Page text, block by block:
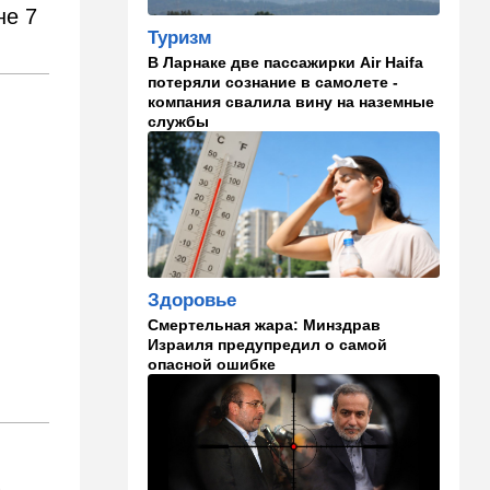
7
поддержку Ирана: война с
США меняет баланс сил
14:18 Мнения
"Это ваше туда-сюда
страшно раздражает"
14:06 Транспорт
Что изменилось в аэропорту
Бен-Гурион после войны:
безопасность и советы
пассажирам
13:58 Здоровье
Какие продукты помогают
легче переносить стресс:
что выяснили ученые
Туризм
В Ларнаке две пассажирки Air Haifa
потеряли сознание в самолете -
компания свалила вину на наземные
службы
Здоровье
Смертельная жара: Минздрав
Израиля предупредил о самой
опасной ошибке